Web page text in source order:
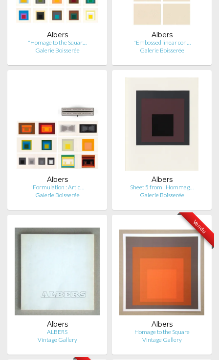
Albers
"Homage to the Squar…
Galerie Boisserée
Albers
"Embossed linear con…
Galerie Boisserée
Albers
"Formulation : Artic…
Galerie Boisserée
Albers
Sheet 5 from "Hommag…
Galerie Boisserée
Albers
ALBERS
Vintage Gallery
Vendu
Albers
Homage to the Square
Vintage Gallery